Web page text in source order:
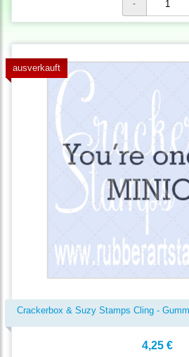
ausverkauft
Crackerbox & Suzy Stamps Cling -
4,25 €